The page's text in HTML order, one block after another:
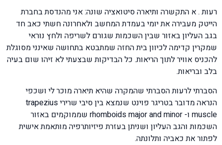
רעות . א התקשרה ותיארה סיטואציה שונה: אני מהנדסת בחברת
הייטק מעבירה את יומי בעמדת המחשב ולאחרונה חשתי כאב חד
בגב העליון באזור שבין השכמות שגורם לשריפה ולחץ נוראי
שמקרין קדימה לכיוון בית החזה שמתבטא בתחושה שאינני מסוגלת
להכניס אוויר לתוך הריאות. כל הבדיקות שבצעתי לא זיהו שום בעיה
בלב ובריאות.
הסברתי לרעות הסברתי שהמקרה שהיא תיארה מוכר לי ושכפי
הנראה מדובר בטריגר פוינט שנמצא בין סיבי שרירי trapezius
muscle ו- rhomboids major and minor שממוקמים באזור
השכמות והגב העליון ושניתן בעזרת פיזיותרפיה מותאמת אישית
לפתור את כאביה ותלונתה.